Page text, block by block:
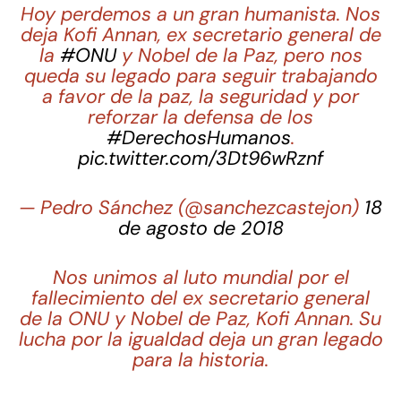
Hoy perdemos a un gran humanista. Nos
deja Kofi Annan, ex secretario general de
la #ONUy Nobel de la Paz, pero nos
queda su legado para seguir trabajando
a favor de la paz, la seguridad y por
reforzar la defensa de los
#DerechosHumanos.
pic.twitter.com/3Dt96wRznf
— Pedro Sánchez (@sanchezcastejon) 18
de agosto de 2018
Nos unimos al luto mundial por el
fallecimiento del ex secretario general
de la ONU y Nobel de Paz, Kofi Annan. Su
lucha por la igualdad deja un gran legado
para la historia.